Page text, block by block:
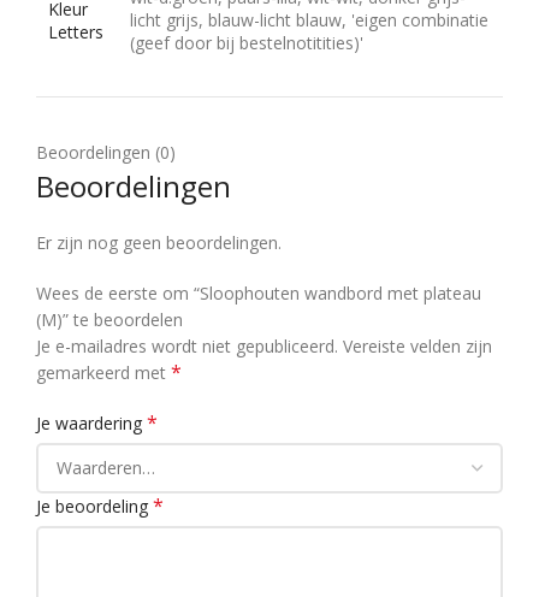
Kleur
Letters
licht grijs, blauw-licht blauw, 'eigen combinatie
(geef door bij bestelnotitities)'
Beoordelingen (0)
Beoordelingen
Er zijn nog geen beoordelingen.
Wees de eerste om “Sloophouten wandbord met plateau
(M)” te beoordelen
Je e-mailadres wordt niet gepubliceerd. Vereiste velden zijn
gemarkeerd met *
Je waardering *
Je beoordeling *